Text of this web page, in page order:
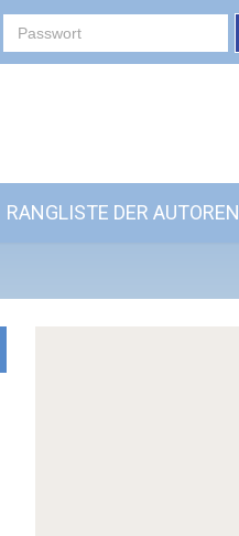
RANGLISTE DER AUTOREN